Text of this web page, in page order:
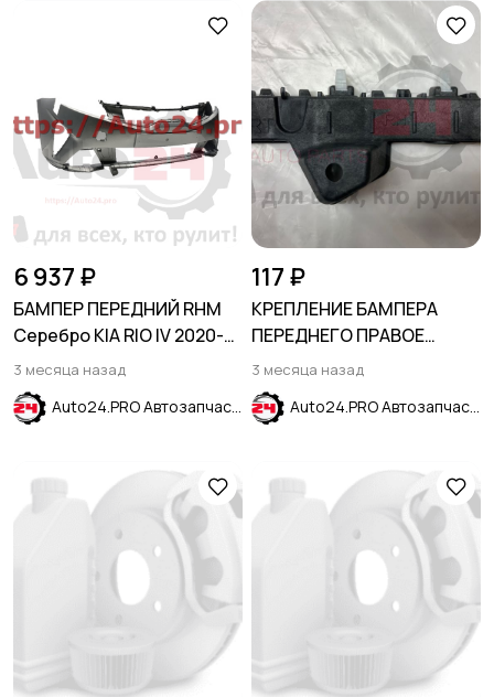
6 937 ₽
БАМПЕР ПЕРЕДНИЙ RHM
Серебро KIA RIO IV 2020-
(рестайлинг)
3 месяца назад
Auto24.PRO Автозапчасти
117 ₽
КРЕПЛЕНИЕ БАМПЕРА
ПЕРЕДНЕГО ПРАВОЕ
HYUNDAI SOLARIS 2017-
2024
3 месяца назад
Auto24.PRO Автозапчасти